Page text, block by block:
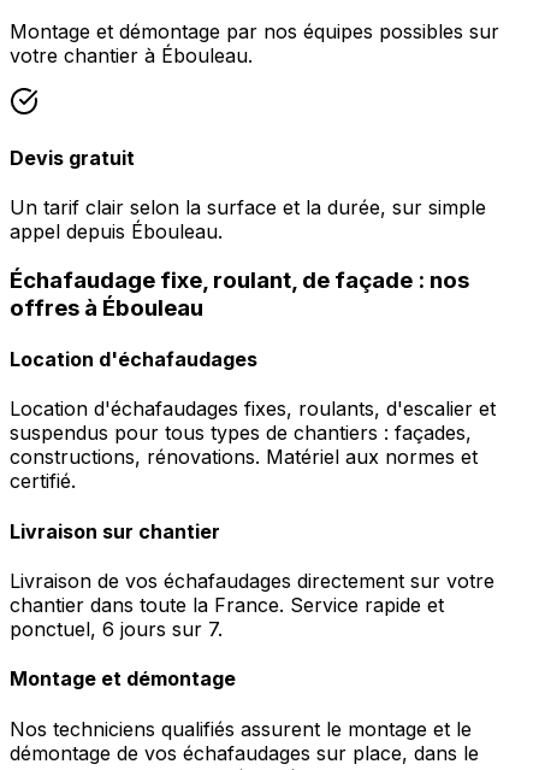
Montage et démontage par nos équipes possibles sur
votre chantier à Ébouleau.
Devis gratuit
Un tarif clair selon la surface et la durée, sur simple
appel depuis Ébouleau.
Échafaudage fixe, roulant, de façade : nos
offres à Ébouleau
Location d'échafaudages
Location d'échafaudages fixes, roulants, d'escalier et
suspendus pour tous types de chantiers : façades,
constructions, rénovations. Matériel aux normes et
certifié.
Livraison sur chantier
Livraison de vos échafaudages directement sur votre
chantier dans toute la France. Service rapide et
ponctuel, 6 jours sur 7.
Montage et démontage
Nos techniciens qualifiés assurent le montage et le
démontage de vos échafaudages sur place, dans le